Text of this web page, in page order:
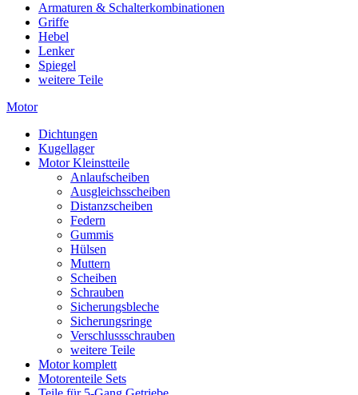
Armaturen & Schalterkombinationen
Griffe
Hebel
Lenker
Spiegel
weitere Teile
Motor
Dichtungen
Kugellager
Motor Kleinstteile
Anlaufscheiben
Ausgleichsscheiben
Distanzscheiben
Federn
Gummis
Hülsen
Muttern
Scheiben
Schrauben
Sicherungsbleche
Sicherungsringe
Verschlussschrauben
weitere Teile
Motor komplett
Motorenteile Sets